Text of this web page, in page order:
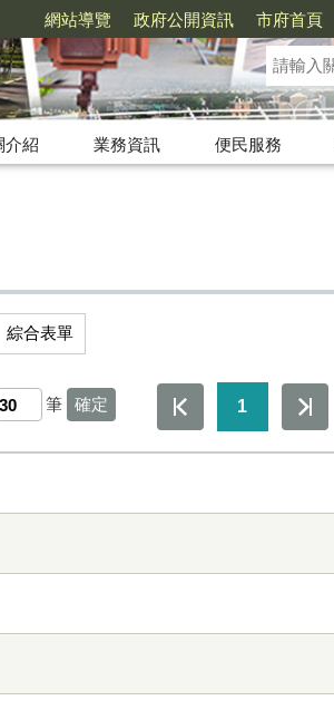
網站導覽 政府公開資訊 市府首頁
介紹 業務資訊 便民服務
綜合表單
筆 1